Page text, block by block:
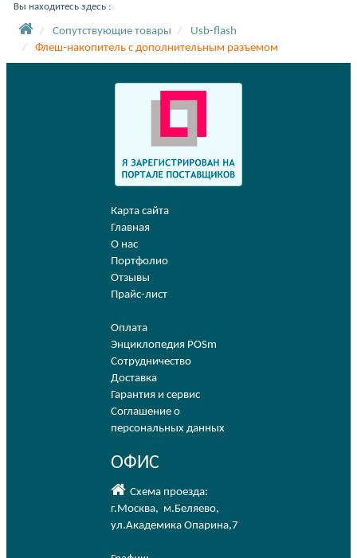
Вы находитесь здесь :
Сопутствующие товары
Usb-flash
Флеш-накопитель с дополнительным разъемом
Карта сайта
Главная
О нас
Портфолио
Отзывы
Прайс-лист
Оплата
Энциклопедия POSm
Сотрудничество
Доставка
Гарантия и сервис
Соглашение о
персональных данных
ОФИС
Схема проезда:
г.Москва, м.Беляево,
ул.Академика Опарина,7